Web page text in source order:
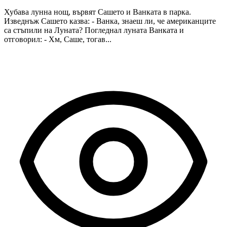
Хубава лунна нощ, вървят Сашето и Ванката в парка.
Изведнъж Сашето казва: - Ванка, знаеш ли, че американците
са стъпили на Луната? Погледнал луната Ванката и
отговорил: - Хм, Саше, тогав...